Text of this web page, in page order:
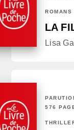
ROMANS
LA
Lisa
576